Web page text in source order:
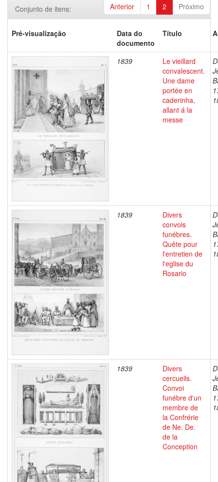
Anterior 1 2 Próximo
Conjunto de itens:
Pré-visualização
Data do
documento
Título
1839
Le vieillard
convalescent.
Une dame
portée en
caderinha,
allant á la
messe
1839
Divers
convois
funébres.
Quête pour
l'entretien de
l'eglise du
Rosario
1839
Divers
cercueils.
Convoi
funébre d'un
membre de
la Confrérie
de Ne. De.
de la
Conception